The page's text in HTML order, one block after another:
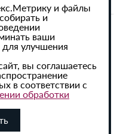
активная
обязательна.
и файлы
и
ваши
улучшения
вы соглашаетесь
в соответствии с
обработки